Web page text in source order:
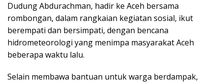
Dudung Abdurachman, hadir ke Aceh bersama
rombongan, dalam rangkaian kegiatan sosial, ikut
berempati dan bersimpati, dengan bencana
hidrometeorologi yang menimpa masyarakat Aceh
beberapa waktu lalu.
Selain membawa bantuan untuk warga berdampak,